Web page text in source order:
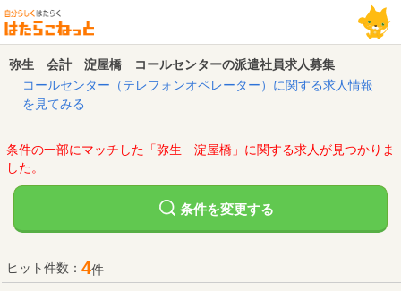
弥生 会計 淀屋橋 コールセンターの派遣社員求人募集
コールセンター（テレフォンオペレーター）に関する求人情報
を見てみる
条件の一部にマッチした「弥生 淀屋橋」に関する求人が見つかりま
した。
条件を変更する
ヒット件数： 4件